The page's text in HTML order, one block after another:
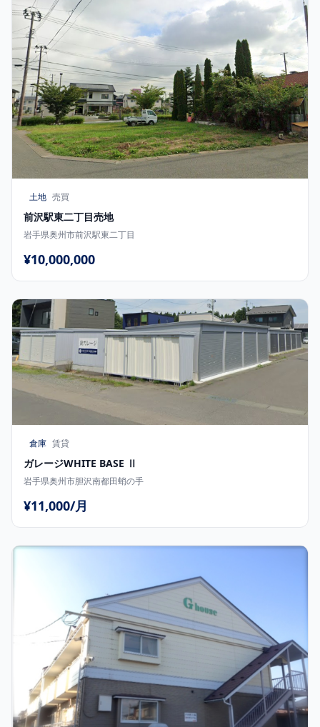
土地 売買
前沢駅東二丁目売地
岩手県奥州市前沢駅東二丁目
¥10,000,000
倉庫 賃貸
ガレージWHITE BASE Ⅱ
岩手県奥州市胆沢南都田蛸の手
¥11,000/月